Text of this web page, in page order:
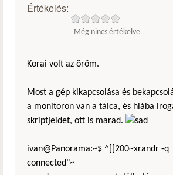
Értékelés:
Még nincs értékelve
Korai volt az öröm.
Most a gép kikapcsolása és
a monitoron van a tálca, és hiába
skriptjeidet, ott is marad.
ivan@Panorama:~$ ^[[200~xrandr -
connected"~